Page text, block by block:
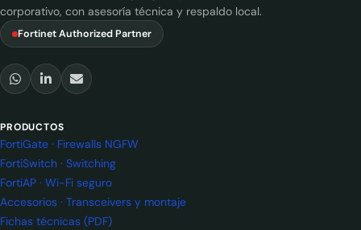
corporativo, con asesoría técnica y respaldo local.
Fortinet Authorized Partner
PRODUCTOS
FortiGate · Firewalls NGFW
FortiSwitch · Switching
FortiAP · Wi-Fi seguro
Accesorios · Transceivers y montaje
Fichas técnicas (PDF)